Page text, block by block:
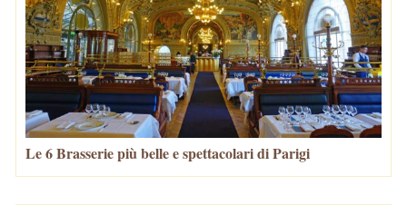
Le 6 Brasserie più belle e spettacolari di Parigi